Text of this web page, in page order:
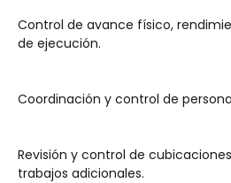
Control de avance físico,
de ejecución.
Coordinación y control de
Revisión y control de
trabajos adicionales.